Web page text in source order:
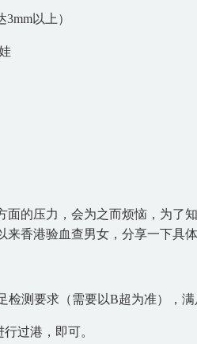
以上）
的压力，会为之而烦恼，为了
香港验血查男女，分享一下具体
测要求（需要以B超为准），满
过港，即可。